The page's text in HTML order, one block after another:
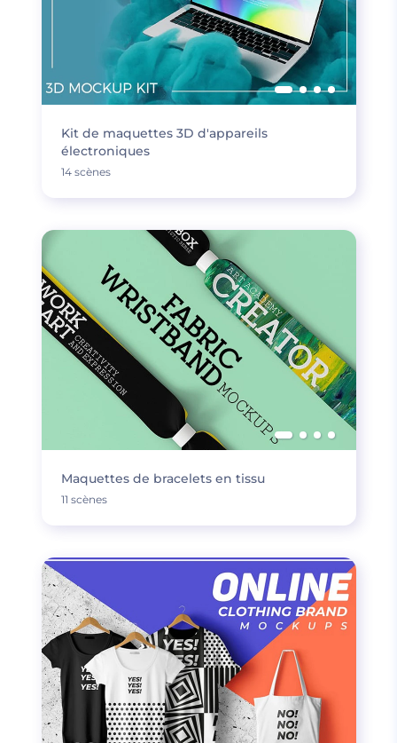
Kit de maquettes 3D d'appareils
électroniques
14 scènes
Maquettes de bracelets en tissu
11 scènes